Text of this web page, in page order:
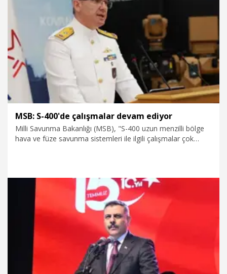
gidiyordu. Ellerinde ne bir taş ne bir sopa ne bir bıçak hiç bir
şey yoktu. İman dolu göğüsleri var. Çelikten sert iradeleri
Gündem
MSB: S-400'de çalışmalar devam ediyor
Milli Savunma Bakanlığı (MSB), "S-400 uzun menzilli bölge
hava ve füze savunma sistemleri ile ilgili çalışmalar çok
16.07.2026 Gündem